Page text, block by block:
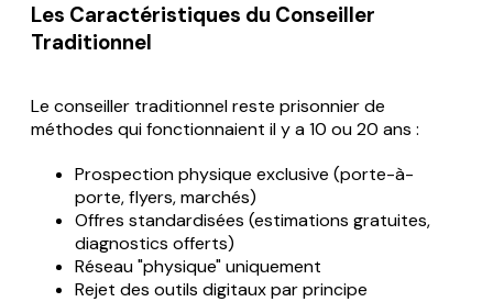
Les Caractéristiques du Conseiller
Traditionnel
Le conseiller traditionnel reste prisonnier de
méthodes qui fonctionnaient il y a 10 ou 20 ans :
Prospection physique exclusive (porte-à-
porte, flyers, marchés)
Offres standardisées (estimations gratuites,
diagnostics offerts)
Réseau "physique" uniquement
Rejet des outils digitaux par principe